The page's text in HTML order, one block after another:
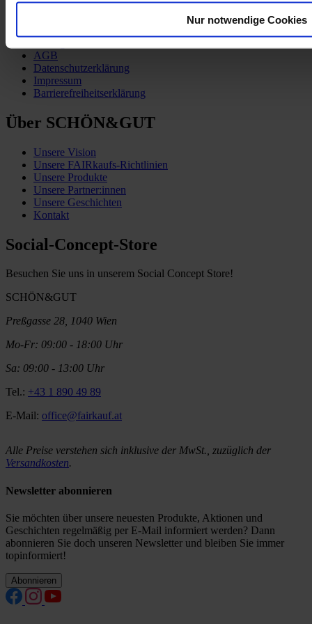
Nur notwendige Cookies
AGB
Datenschutzerklärung
Impressum
Barrierefreiheitserklärung
Über SCHÖN&GUT
Unsere Vision
Unsere FAIRkaufs-Richtlinien
Unsere Produkte
Unsere Partner:innen
Unsere Geschichten
Kontakt
Social-Concept-Store
Besuchen Sie uns in unserem Social Concept Store!
SCHÖN&GUT
Preßgasse 28, 1040 Wien
Mo-Fr: 09:00 - 18:00 Uhr
Sa: 09:00 - 13:00 Uhr
Tel.: +43 1 890 49 89
E-Mail: office@fairkauf.at
Alle Preise verstehen sich inklusive der MwSt., zuzüglich der
Versandkosten.
Newsletter abonnieren
Sie möchten über unsere neuesten Produkte, Aktionen und
Geschichten regelmäßig per E-Mail informiert werden? Dann
abonnieren Sie doch unseren Newsletter und bleiben Sie immer
topinformiert!
Abonnieren